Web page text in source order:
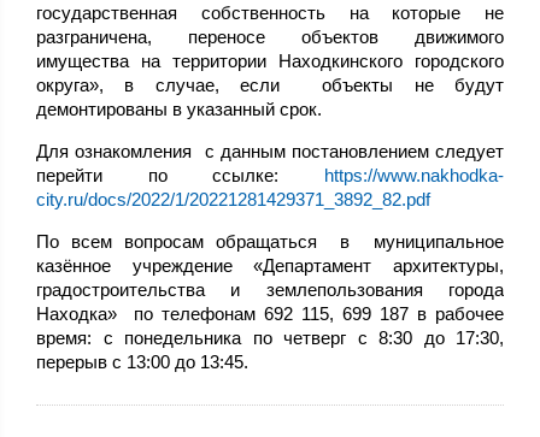
государственная собственность на которые не
разграничена, переносе объектов движимого
имущества на территории Находкинского городского
округа», в случае, если объекты не будут
демонтированы в указанный срок.
Для ознакомления с данным постановлением следует
перейти по ссылке: https://www.nakhodka-
city.ru/docs/2022/1/20221281429371_3892_82.pdf
По всем вопросам обращаться в муниципальное
казённое учреждение «Департамент архитектуры,
градостроительства и землепользования города
Находка» по телефонам 692 115, 699 187 в рабочее
время: с понедельника по четверг с 8:30 до 17:30,
перерыв с 13:00 до 13:45.